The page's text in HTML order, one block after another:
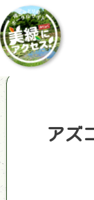
アズ